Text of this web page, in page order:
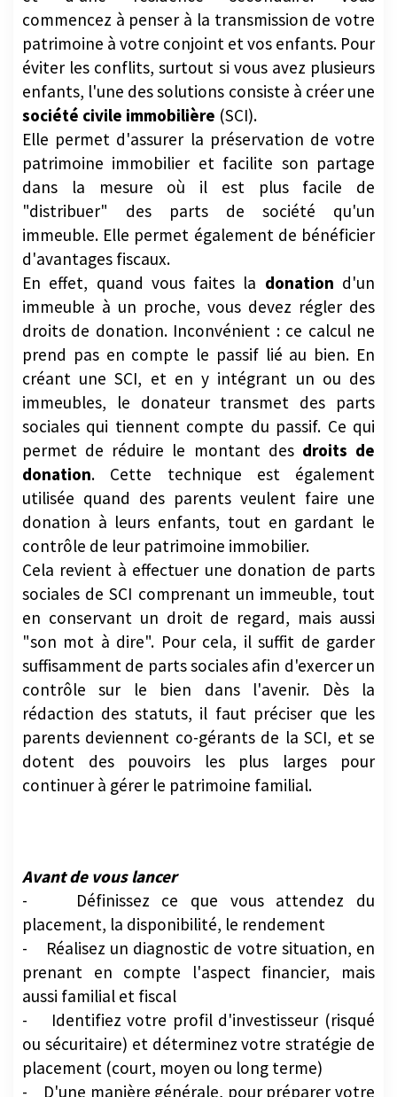
patrimoine à votre conjoint et vos enfants. Pour
éviter les conflits, surtout si vous avez plusieurs
enfants, l'une des solutions consiste à créer une
société civile immobilière(SCI).
Elle permet d'assurer la préservation de votre
patrimoine immobilier et facilite son partage
dans la mesure où il est plus facile de
"distribuer" des parts de société qu'un
immeuble. Elle permet également de bénéficier
d'avantages fiscaux.
En effet, quand vous faites la
immeuble à un proche, vous devez régler des
droits de donation. Inconvénient : ce calcul ne
prend pas en compte le passif lié au bien. En
créant une SCI, et en y intégrant un ou des
immeubles, le donateur transmet des parts
sociales qui tiennent compte du passif. Ce qui
permet de réduire le montant desdroits de
donation. Cette technique est également
utilisée quand des parents veulent faire une
donation à leurs enfants, tout en gardant le
contrôle de leur patrimoine immobilier.
Cela revient à effectuer une donation de parts
sociales de SCI comprenant un immeuble, tout
en conservant un droit de regard, mais aussi
"son mot à dire". Pour cela, il suffit de garder
suffisamment de parts sociales afin d'exercer un
contrôle sur le bien dans l'avenir. Dès la
rédaction des statuts, il faut préciser que les
parents deviennent co-gérants de la SCI, et se
dotent des pouvoirs les plus larges pour
continuer à gérer le patrimoine familial.
- Définissez ce que vous attendez du
placement, la disponibilité, le rendement
- Réalisez un diagnostic de votre situation, en
prenant en compte l'aspect financier, mais
aussi familial et fiscal
- Identifiez votre profil d'investisseur (risqué
ou sécuritaire) et déterminez votre stratégie de
placement (court, moyen ou long terme)
- D'une manière générale, pour préparer votre
retraite ou réaliser un investissement